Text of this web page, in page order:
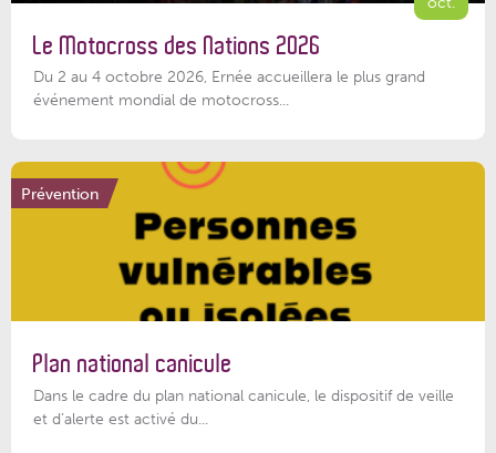
Le Motocross des Nations 2026
Du 2 au 4 octobre 2026, Ernée accueillera le plus grand
événement mondial de motocross...
Prévention
Plan national canicule
Dans le cadre du plan national canicule, le dispositif de veille
et d’alerte est activé du...